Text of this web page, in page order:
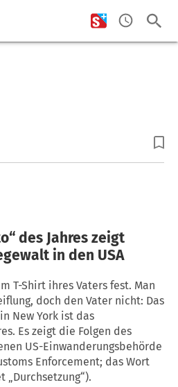
des Jahres zeigt
in den USA
T-Shirt ihres Vaters fest. Man
doch den Vater nicht: Das
New York ist das
Es zeigt die Folgen des
US-Einwanderungsbehörde
Enforcement; das Wort
„Durchsetzung“).